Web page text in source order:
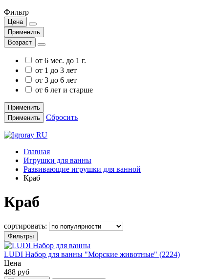
Фильтр
Цена
Применить
Возраст
от 6 мес. до 1 г.
от 1 до 3 лет
от 3 до 6 лет
от 6 лет и старше
Применить
Применить
Сбросить
Главная
Игрушки для ванны
Развивающие игрушки для ванной
Краб
Краб
сортировать:
Фильтры
LUDI Набор для ванны "Морские животные" (2224)
Цена
488 руб